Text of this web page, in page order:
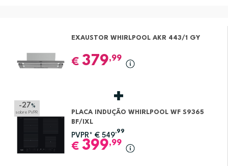
EXAUSTOR WHIRLPOOL AKR 443/1 GY
€ 379,99
-27 %
sobre PVPR
PLACA INDUÇÃO WHIRLPOOL WF S9365
BF/IXL
PVPR* € 549
,99
€ 399,99